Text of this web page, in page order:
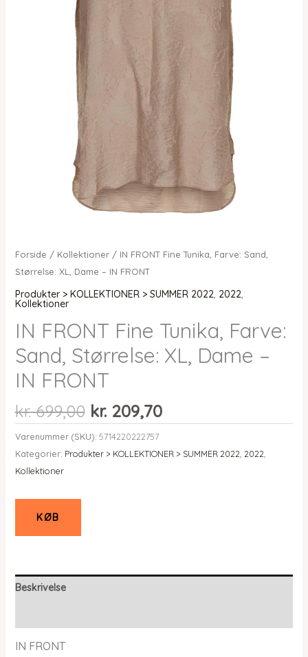
Forside / Kollektioner/ IN FRONT Fine Tunika, Farve: Sand,
Størrelse: XL, Dame – IN FRONT
Produkter > KOLLEKTIONER > SUMMER 2022, 2022,
Kollektioner
IN FRONT Fine Tunika, Farve:
Sand, Størrelse: XL, Dame –
IN FRONT
kr.699,00 Den
oprindelige
pris
var:
kr.209,70Den
aktuelle
er:
Varenummer (SKU): 5714220222757
Kategorier: Produkter > KOLLEKTIONER > SUMMER 2022 2022
Kollektioner
KØB
Beskrivelse
IN FRONT